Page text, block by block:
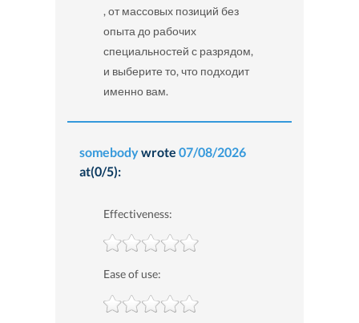
, от массовых позиций без
опыта до рабочих
специальностей с разрядом,
и выберите то, что подходит
именно вам.
somebodywrote 07/08/2026
at(0/5):
Effectiveness:
Ease of use: